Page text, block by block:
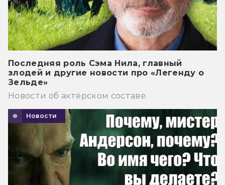
Последняя роль Сэма Нила, главный
злодей и другие новости про «Легенду о
Зельде»
Новости об актёрском составе.
Новости